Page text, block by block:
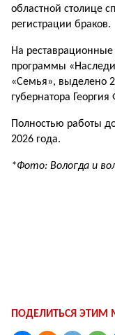
областной столице
регистрации браков.
На
программы
«Семья», выделено
губернатора
Полностью работы
2026 года.
*Фото: Вологда и
ПОДЕЛИТЬСЯ ЭТИМ